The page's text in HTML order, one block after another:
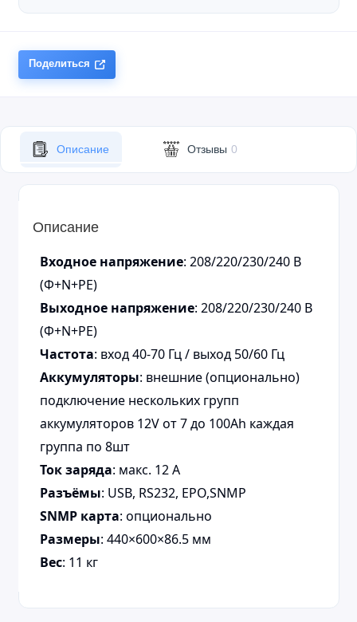
Поделиться
Описание Отзывы 0
Описание
Входное напряжение: 208/220/230/240 В
(Ф+N+PE)
Выходное напряжение: 208/220/230/240 В
(Ф+N+PE)
Частота: вход 40-70 Гц / выход 50/60 Гц
Аккумуляторы: внешние (опционально)
подключение нескольких групп
аккумуляторов 12V от 7 до 100Ah каждая
группа по 8шт
Ток заряда: макс. 12 A
Разъёмы: USB, RS232, EPO,SNMP
SNMP карта: опционально
Размеры: 440×600×86.5 мм
Вес: 11 кг